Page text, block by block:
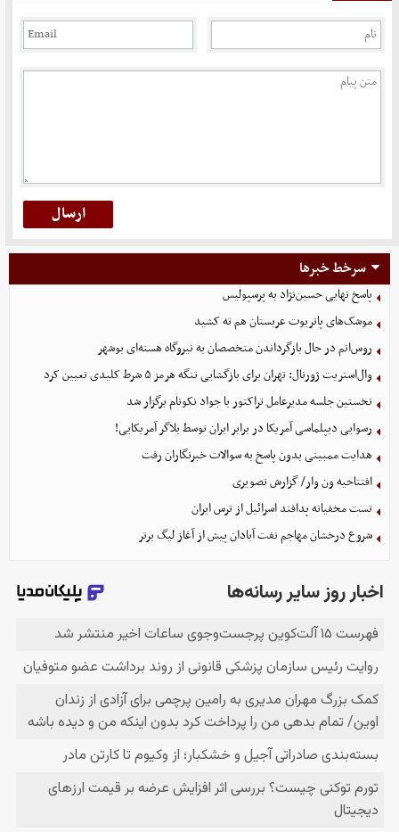
سرخط خبرها
پاسخ نهایی حسین‌نژاد به پرسپولیس
موشک‌های پاتریوت عربستان هم ته‌ کشید
روس‌اتم در حال بازگرداندن متخصصان به نیروگاه هسته‌ای بوشهر
وال‌استریت ژورنال: تهران برای بازگشایی تنگه هرمز ۵ شرط کلیدی تعیین کرد
نخستین جلسه مدیرعامل تراکتور با جواد نکونام برگزار شد
رسوایی دیپلماسی آمریکا در برابر ایران توسط بلاگر آمریکایی!
هدایت ممبینی بدون پاسخ به سوالات خبرنگاران رفت
افتتاحیه ون وار/ گزارش تصویری
تست مخفیانه پدافند اسرائیل از ترس ایران
شروع درخشان مهاجم نفت آبادان پیش از آغاز لیگ برتر